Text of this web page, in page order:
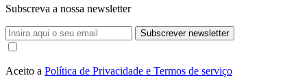
Subscreva a nossa newsletter
Subscrever newsletter
Aceito a Política de Privacidade e Termos de serviço